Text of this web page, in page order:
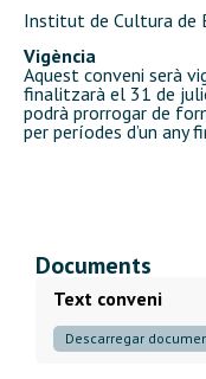
Institut de Cultura de
Vigència
Aquest conveni serà
finalitzarà el 31 de
podrà prorrogar de
per períodes d’un any
Documents
Text conveni
Descarregar